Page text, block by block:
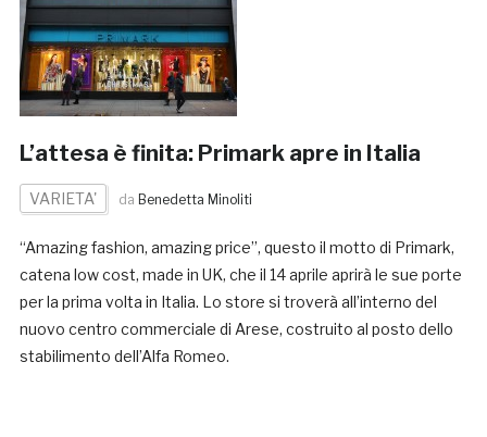
L’attesa è finita: Primark apre in Italia
VARIETA' da Benedetta Minoliti
“Amazing fashion, amazing price”, questo il motto di Primark,
catena low cost, made in UK, che il 14 aprile aprirà le sue porte
per la prima volta in Italia. Lo store si troverà all’interno del
nuovo centro commerciale di Arese, costruito al posto dello
stabilimento dell’Alfa Romeo.